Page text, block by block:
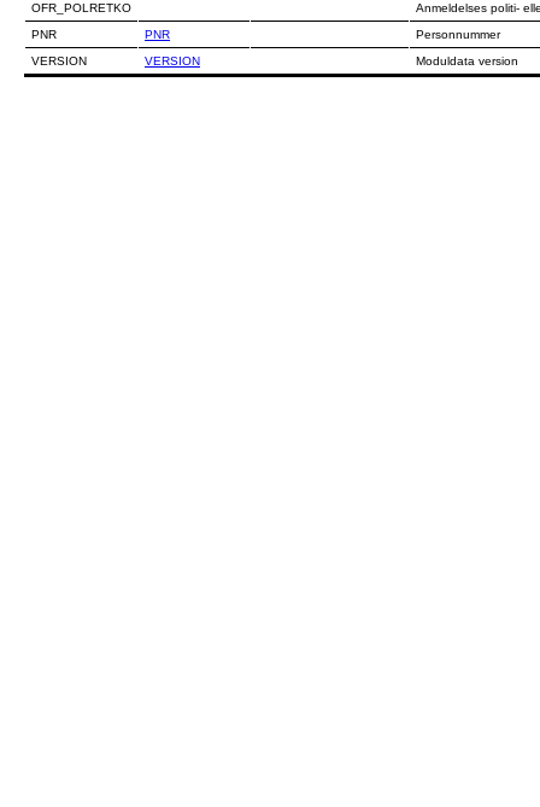
OFR_POLRETKO
Anmeldelses politi-
PNR
PNR
Personnummer
VERSION
VERSION Moduldata version